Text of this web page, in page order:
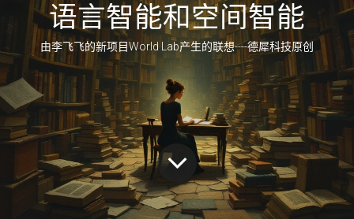
语言智能和空间智能
由李飞飞的新项目World Lab产生的联想----德犀科技原创